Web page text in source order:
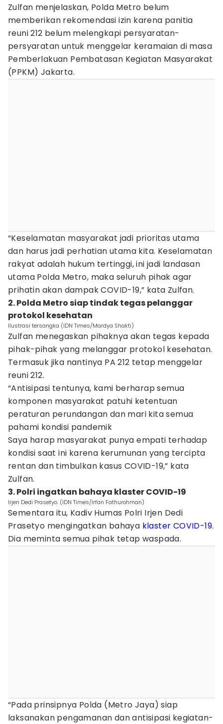
Zulfan menjelaskan, Polda Metro belum
memberikan rekomendasi izin karena panitia
reuni 212 belum melengkapi persyaratan-
persyaratan untuk menggelar keramaian di masa
Pemberlakuan Pembatasan Kegiatan Masyarakat
(PPKM) Jakarta.
“Keselamatan masyarakat jadi prioritas utama
dan harus jadi perhatian utama kita. Keselamatan
rakyat adalah hukum tertinggi, ini jadi landasan
utama Polda Metro, maka seluruh pihak agar
prihatin akan dampak COVID-19,” kata Zulfan.
2. Polda Metro siap tindak tegas pelanggar
protokol kesehatan
Ilustrasi tersangka (IDN Times/Mardya Shakti)
Zulfan menegaskan pihaknya akan tegas kepada
pihak-pihak yang melanggar protokol kesehatan.
Termasuk jika nantinya PA 212 tetap menggelar
reuni 212.
“Antisipasi tentunya, kami berharap semua
komponen masyarakat patuhi ketentuan
peraturan perundangan dan mari kita semua
pahami kondisi pandemik
Saya harap masyarakat punya empati terhadap
kondisi saat ini karena kerumunan yang tercipta
rentan dan timbulkan kasus COVID-19,” kata
Zulfan.
3. Polri ingatkan bahaya klaster COVID-19
Irjen Dedi Prasetyo. (IDN Times/Irfan Fathurohman)
Sementara itu, Kadiv Humas Polri Irjen Dedi
Prasetyo mengingatkan bahaya klaster COVID-19.
Dia meminta semua pihak tetap waspada.
“Pada prinsipnya Polda (Metro Jaya) siap
laksanakan pengamanan dan antisipasi kegiatan-